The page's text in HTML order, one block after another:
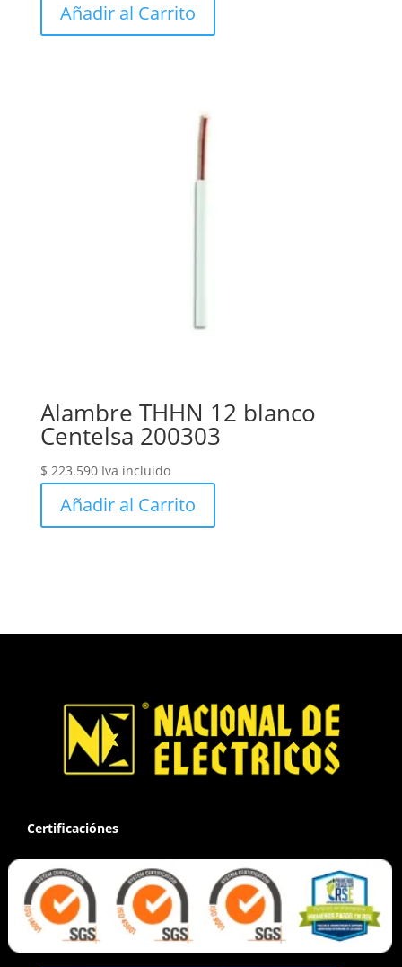
Añadir al Carrito
Alambre THHN 12 blanco
Centelsa 200303
$ 223.590 Iva incluido
Añadir al Carrito
Certificaciónes